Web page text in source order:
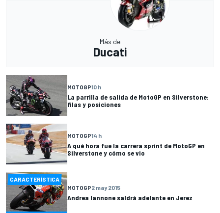
Más de
Ducati
MOTOGP10 h
La parrilla de salida de MotoGP en Silverstone:
filas y posiciones
MOTOGP14 h
A qué hora fue la carrera sprint de MotoGP en
Silverstone y cómo se vio
CARACTERÍSTICA
MOTOGP2 may 2015
Andrea Iannone saldrá adelante en Jerez